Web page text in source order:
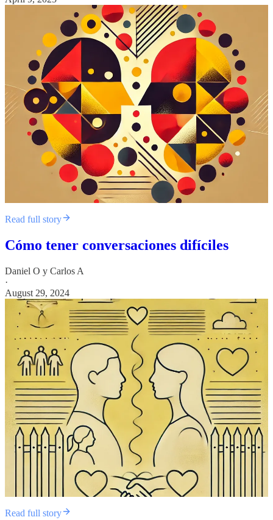
Read full story
Cómo tener conversaciones difíciles
Daniel O y Carlos A
·
August 29, 2024
Read full story